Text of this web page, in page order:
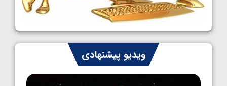
کشتی فرنگی نوجوانان جهان؛ سکوی تیمی
سوم برای ایران
1405/05/07
ایران چشم به راه چهار مدال در پنج وزن دوم
کشتی فرنگی نوجوانان جهان
1405/05/06
ویدیو پیشنهادی